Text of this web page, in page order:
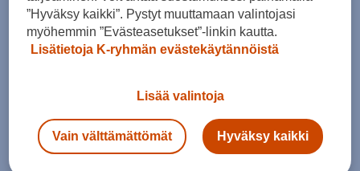
Koot
Iso numero selkään
”Hyväksy kaikki”. Pystyt muuttamaan valintojasi
myöhemmin ”Evästeasetukset”-linkin kautta.
Lisätietoja K-ryhmän evästekäytännöistä
Lisää valintoja
Vain välttämättömät Hyväksy kaikki